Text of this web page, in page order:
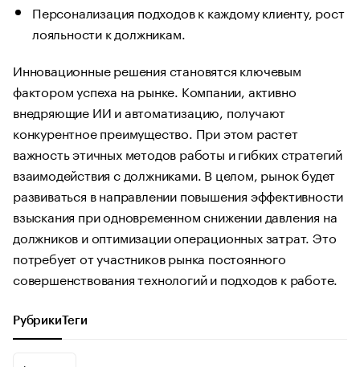
Персонализация подходов к каждому клиенту, рост
лояльности к должникам.
Инновационные решения становятся ключевым
фактором успеха на рынке. Компании, активно
внедряющие ИИ и автоматизацию, получают
конкурентное преимущество. При этом растет
важность этичных методов работы и гибких стратегий
взаимодействия с должниками. В целом, рынок будет
развиваться в направлении повышения эффективности
взыскания при одновременном снижении давления на
должников и оптимизации операционных затрат. Это
потребует от участников рынка постоянного
совершенствования технологий и подходов к работе.
РубрикиТеги